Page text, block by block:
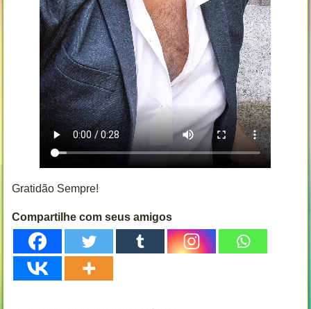
Gratidão Sempre!
Compartilhe com seus amigos